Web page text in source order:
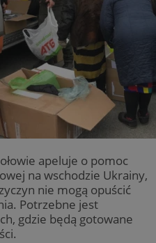
apeluje o pomoc
na wschodzie Ukrainy,
nie mogą opuścić
Potrzebne jest
gdzie będą gotowane